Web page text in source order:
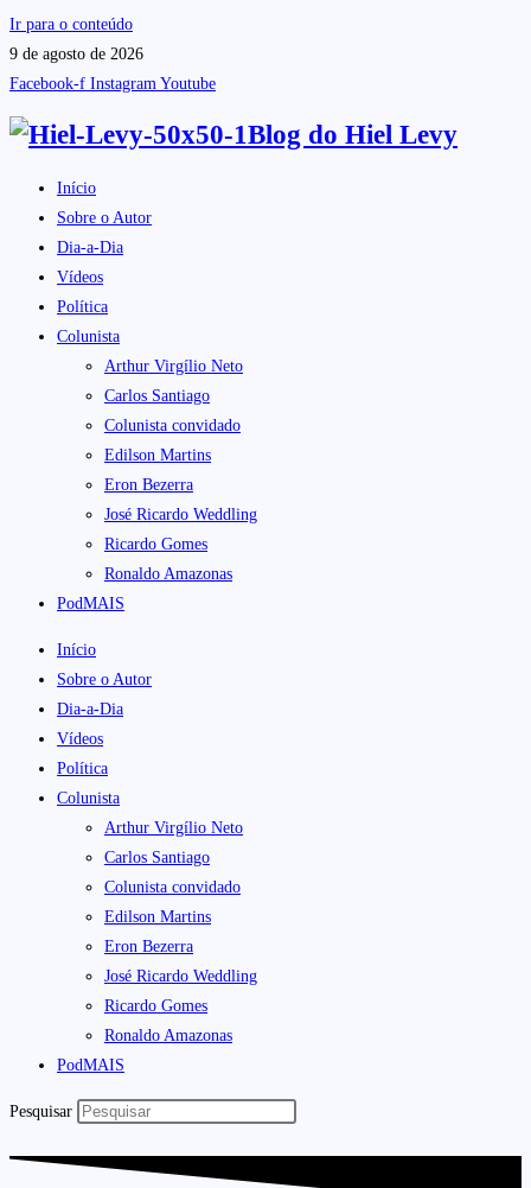
Ir para o conteúdo
9 de agosto de 2026
Facebook-f Instagram Youtube
Blog do Hiel Levy
Início
Sobre o Autor
Dia-a-Dia
Vídeos
Política
Colunista
Arthur Virgílio Neto
Carlos Santiago
Colunista convidado
Edilson Martins
Eron Bezerra
José Ricardo Weddling
Ricardo Gomes
Ronaldo Amazonas
PodMAIS
Início
Sobre o Autor
Dia-a-Dia
Vídeos
Política
Colunista
Arthur Virgílio Neto
Carlos Santiago
Colunista convidado
Edilson Martins
Eron Bezerra
José Ricardo Weddling
Ricardo Gomes
Ronaldo Amazonas
PodMAIS
Pesquisar